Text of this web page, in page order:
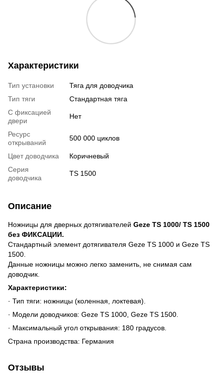
Характеристики
Тип установки
Тяга для доводчика
Тип тяги
Стандартная тяга
С фиксацией
двери
Нет
Ресурс
открываний
500 000 циклов
Цвет доводчика
Коричневый
Серия
доводчика
TS 1500
Описание
Ножницы для дверных дотягивателей Geze TS 1000/ TS 1500
без ФИКСАЦИИ.
Стандартный элемент дотягивателя Geze TS 1000 и Geze TS
1500.
Данные ножницы можно легко заменить, не снимая сам
доводчик.
Характеристики:
· Тип тяги: ножницы (коленная, локтевая).
· Модели доводчиков: Geze TS 1000, Geze TS 1500.
· Максимальный угол открывания: 180 градусов.
Страна производства: Германия
Отзывы